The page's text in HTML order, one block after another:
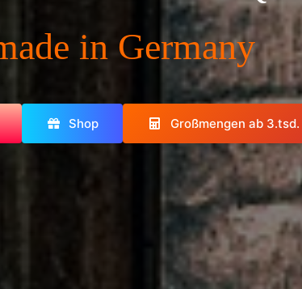
in Germany
Shop Großmengen ab